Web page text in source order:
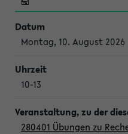
Montag, 10. August 2026
10-13
280401 Übungen zu